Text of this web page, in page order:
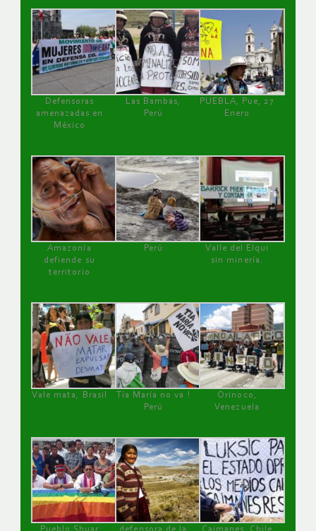
Defensoras
amenazadas en
México
Las Bambas,
Perú
PUEBLA, Pue, 27
Enero
Amazonía
defiende su
territorio
Perú
Valle del Elqui
sin minería.
Vale mata, Brasil
Tía María no va !
Perú
Orinoco,
Venezuela